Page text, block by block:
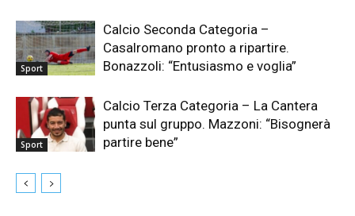
Sport
Calcio Seconda Categoria –
Casalromano pronto a ripartire.
Bonazzoli: “Entusiasmo e voglia”
Sport
Calcio Terza Categoria – La Cantera
punta sul gruppo. Mazzoni: “Bisognerà
partire bene”